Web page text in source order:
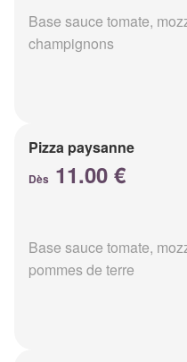
Base sauce tomate,
champignons
Pizza paysanne
Dès 11.00 €
Base sauce tomate,
pommes de terre